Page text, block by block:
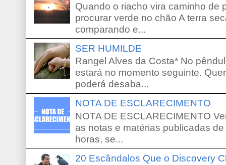
Quando o riacho vira caminho de
procurar verde no chão A terra
comparando e...
SER HUMILDE
Rangel Alves da Costa* No
estará no momento seguinte.
poderá desaba...
NOTA DE ESCLARECIMENTO
NOTA DE ESCLARECIMENTO
as notas e matérias publicadas
horas, se...
20 Escândalos Que o Discovery